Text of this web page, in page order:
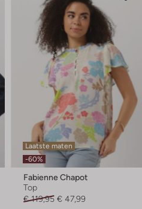
Laatste maten
-60%
Fabienne Chapot
Top
€ 119,95 € 47,99